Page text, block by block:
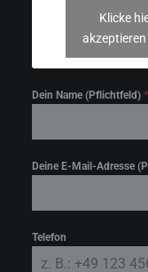
Klicke
Dein Name (Pflichtfeld) *
Deine E-Mail-Adresse
Telefon